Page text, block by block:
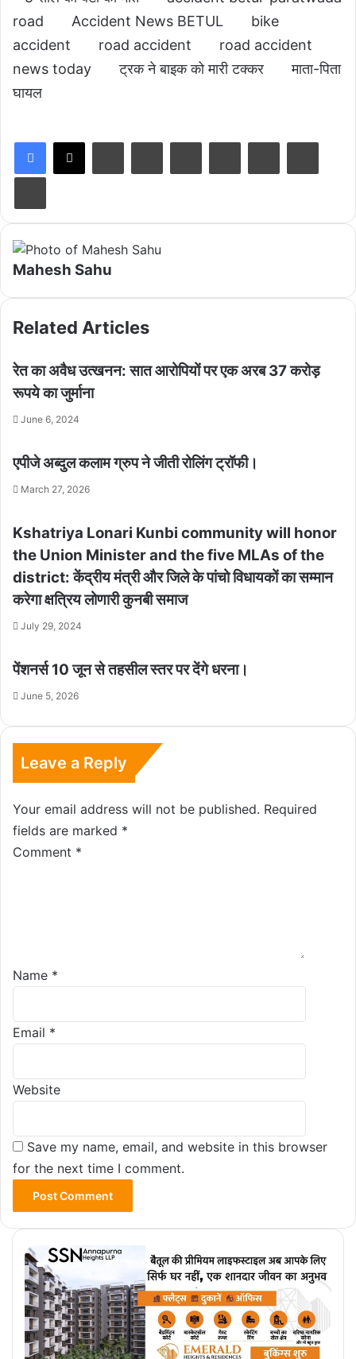
road
Accident News BETUL
bike
accident
road accident
road accident
news today
ट्रक ने बाइक को मारी टक्कर
माता-पिता
घायल
Mahesh Sahu
Related Articles
रेत का अवैध उत्खनन: सात आरोपियों पर एक अरब 37 करोड़
रूपये का जुर्माना
June 6, 2024
एपीजे अब्दुल कलाम ग्रुप ने जीती रोलिंग ट्रॉफी।
March 27, 2026
Kshatriya Lonari Kunbi community will honor
the Union Minister and the five MLAs of the
district: केंद्रीय मंत्री और जिले के पांचो विधायकों का सम्मान
करेगा क्षत्रिय लोणारी कुनबी समाज
July 29, 2024
पेंशनर्स 10 जून से तहसील स्तर पर देंगे धरना।
June 5, 2026
Leave a Reply
Your email address will not be published. Required
fields are marked *
Comment *
Name *
Email *
Website
Save my name, email, and website in this browser
for the next time I comment.